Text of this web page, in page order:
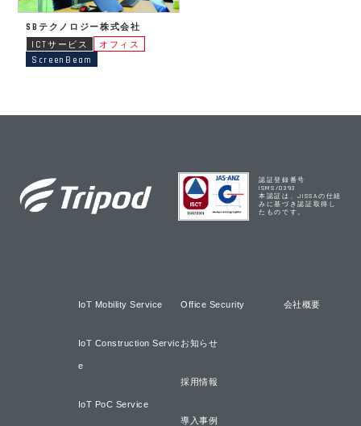
SBテクノロジー株式会社
ICTサービス
オフィス
ScreenBeam
認証登録番号
ISMS/0393
本認証は、JISSAの仕組
みに基づき認証取得し
たものです。
IoT Mobility Service
IoT Construction Servic
e
IoT PoC Service
Office Security
お知らせ
採用情報
導入事例
会社概要